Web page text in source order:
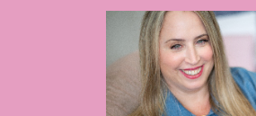
רגע, יש עוד הרבה